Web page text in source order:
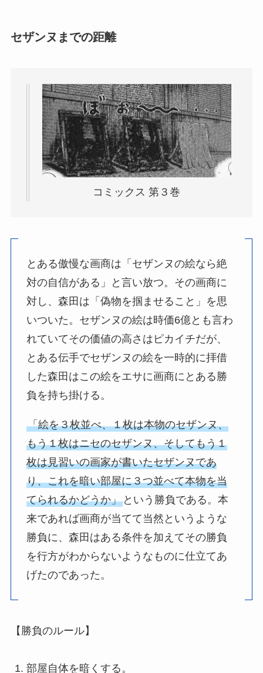
セザンヌまでの距離
コミックス 第３巻
とある傲慢な画商は「セザンヌの絵なら絶
対の自信がある」と言い放つ。その画商に
対し、森田は「偽物を掴ませること」を思
いついた。セザンヌの絵は時価6億とも言わ
れていてその価値の高さはピカイチだが、
とある伝手でセザンヌの絵を一時的に拝借
した森田はこの絵をエサに画商にとある勝
負を持ち掛ける。
「絵を３枚並べ、１枚は本物のセザンヌ、
もう１枚はニセのセザンヌ、そしてもう１
枚は見習いの画家が書いたセザンヌであ
り、これを暗い部屋に３つ並べて本物を当
てられるかどうか」という勝負である。本
来であれば画商が当てて当然というような
勝負に、森田はある条件を加えてその勝負
を行方がわからないようなものに仕立てあ
げたのであった。
【勝負のルール】
部屋自体を暗くする。